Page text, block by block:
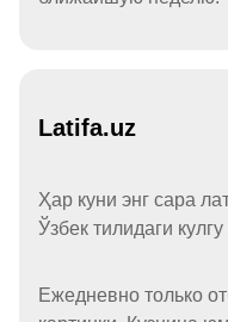
Latifa.uz
Ҳар куни энг сара
Ўзбек тилидаги
Ежедневно только